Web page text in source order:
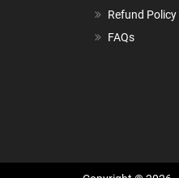
Refund Policy
FAQs